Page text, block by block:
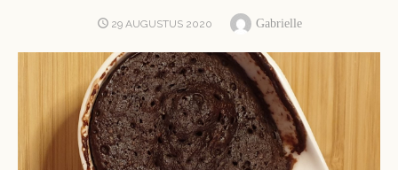
POSTED
29 AUGUSTUS 2020 Author
Gabrielle